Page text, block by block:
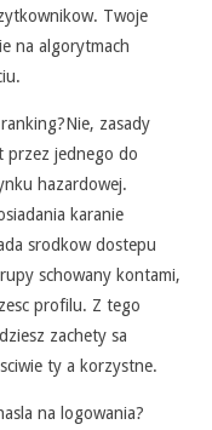
Twoje
na algorytmach
zasady
przez jednego do
hazardowej.
karanie
srodkow dostepu
schowany kontami,
profilu. Z tego
zachety sa
ty a korzystne.
na logowania?